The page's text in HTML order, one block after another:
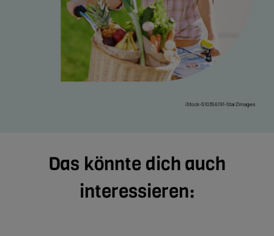
iStock-510356191-StarZImages
Das könnte dich auch
interessieren: